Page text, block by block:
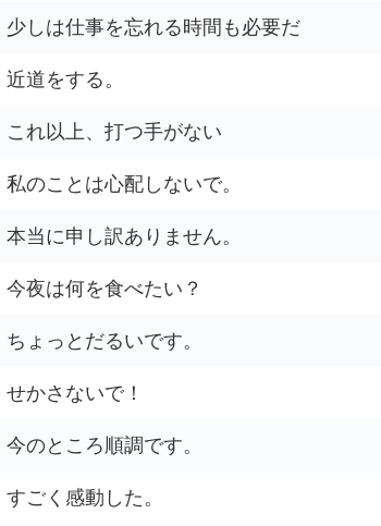
少しは仕事を忘れる時間も必要だ
近道をする。
これ以上、打つ手がない
私のことは心配しないで。
本当に申し訳ありません。
今夜は何を食べたい？
ちょっとだるいです。
せかさないで！
今のところ順調です。
すごく感動した。